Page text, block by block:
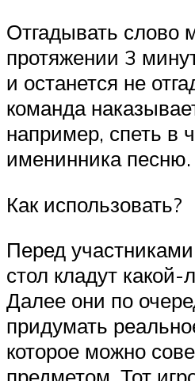
Отгадывать слово
протяжении 3
и останется не
команда
например, спеть в
именинника песню.
Как использовать?
Перед
стол кладут
Далее они по
придумать
которое можно